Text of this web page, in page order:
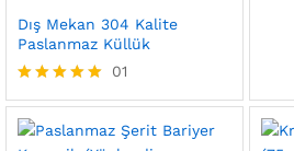
Dış Mekan 304 Kalite
Paslanmaz Küllük
5 üzerinden
5.00
oy aldı
01